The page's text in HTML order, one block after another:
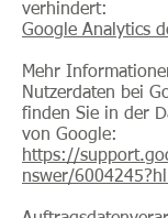
verhindert:
Google Analytics
Mehr
Nutzerdaten bei
finden Sie in der
von Google:
https://
nswer/